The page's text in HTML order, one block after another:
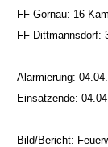
FF Gornau: 16
FF Dittmannsdorf:
Alarmierung:
Einsatzende:
Bild/Bericht: